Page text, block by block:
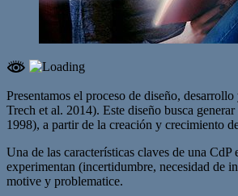
Presentamos el proceso de diseño,
Trech et al. 2014). Este diseño busca
1998), a partir de la creación y crecimiento
Una de las características claves de una
experimentan (incertidumbre, necesidad de
motive y problematice.